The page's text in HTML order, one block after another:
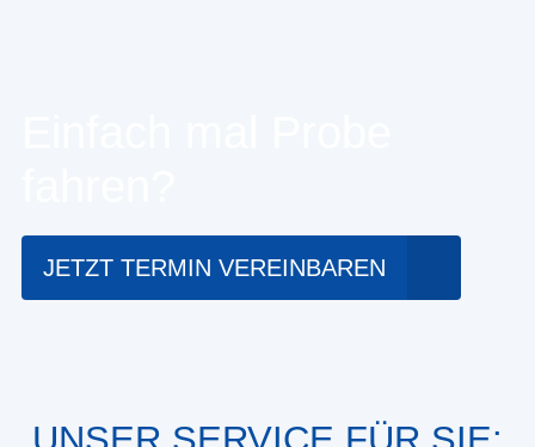
JETZT TERMIN VEREINBAREN